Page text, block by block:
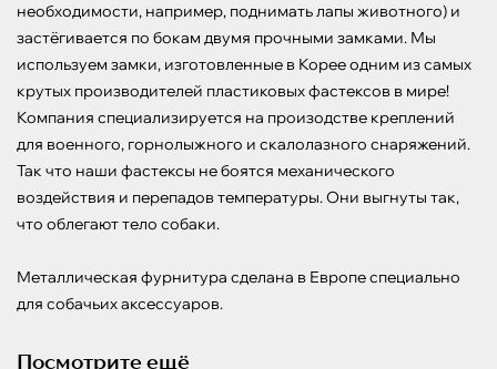
необходимости, например, поднимать лапы животного) и
застёгивается по бокам двумя прочными замками. Мы
используем замки, изготовленные в Корее одним из самых
крутых производителей пластиковых фастексов в мире!
Компания специализируется на произодстве креплений
для военного, горнолыжного и скалолазного снаряжений.
Так что наши фастексы не боятся механического
воздействия и перепадов температуры. Они выгнуты так,
что облегают тело собаки.
Металлическая фурнитура сделана в Европе специально
для собачьих аксессуаров.
Посмотрите ещё